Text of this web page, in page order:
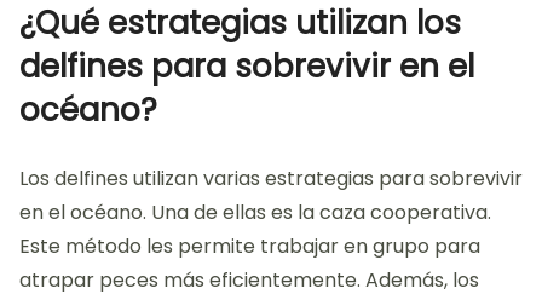
¿Qué estrategias utilizan los
delfines para sobrevivir en el
océano?
Los delfines utilizan varias estrategias para sobrevivir
en el océano. Una de ellas es la caza cooperativa.
Este método les permite trabajar en grupo para
atrapar peces más eficientemente. Además, los